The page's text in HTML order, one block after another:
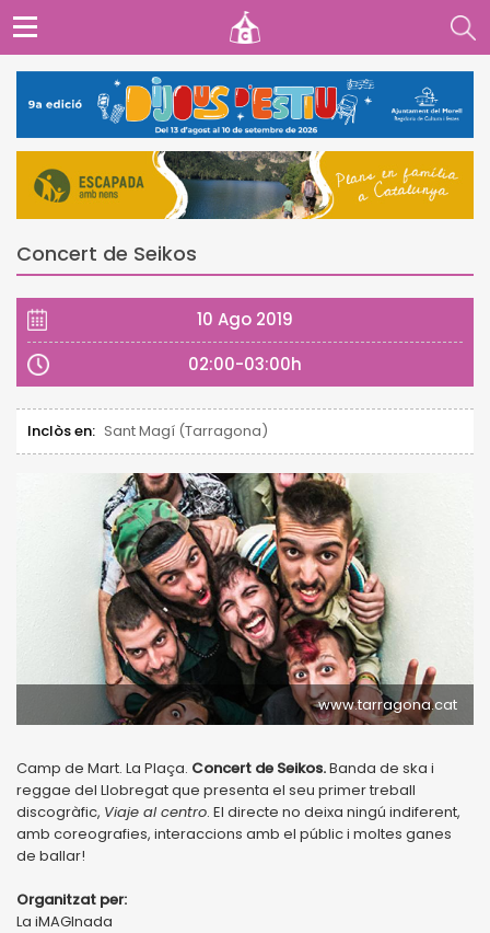
Concert de Seikos
10 Ago 2019
02:00-03:00h
Inclòs en: Sant Magí (Tarragona)
www.tarragona.cat
Camp de Mart. La Plaça. Concert de Seikos.Banda de ska i
reggae del Llobregat que presenta el seu primer treball
discogràfic, Viaje al centro. El directe no deixa ningú indiferent,
amb coreografies, interaccions amb el públic i moltes ganes
de ballar!
Organitzat per:
La iMAGInada